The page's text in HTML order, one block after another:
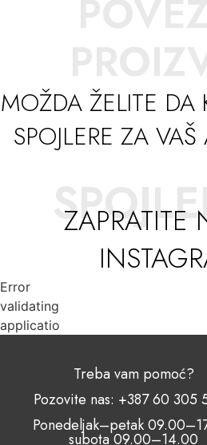
MOŽDA ŽELITE DA
SPOJLERE ZA
ZAPRATITE
Error
validating
application
Treba vam pomoć?
Pozovite nas: +387 60 305
Ponedeljak–petak
subota 09.00–14.00